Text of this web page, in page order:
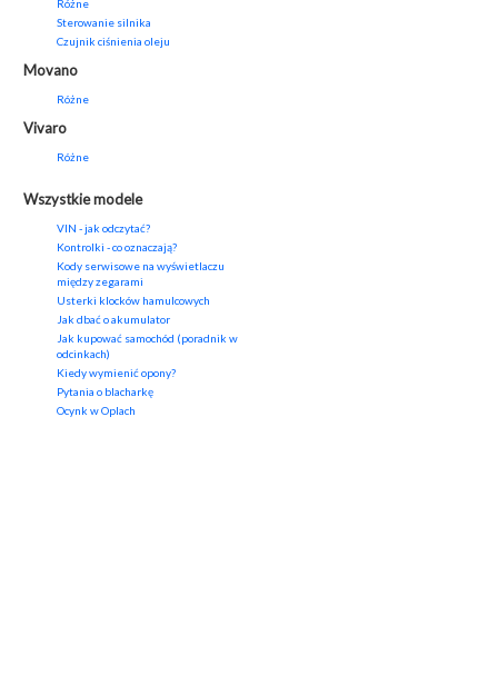
Różne
Sterowanie silnika
Czujnik ciśnienia oleju
Movano
Różne
Vivaro
Różne
Wszystkie modele
VIN - jak odczytać?
Kontrolki - co oznaczają?
Kody serwisowe na wyświetlaczu
między zegarami
Usterki klocków hamulcowych
Jak dbać o akumulator
Jak kupować samochód (poradnik w
odcinkach)
Kiedy wymienić opony?
Pytania o blacharkę
Ocynk w Oplach